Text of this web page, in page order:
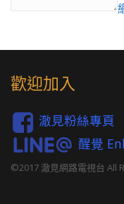
歡迎加入
澈見粉絲專頁
醒覺
©2017 澈見網路電視台 All